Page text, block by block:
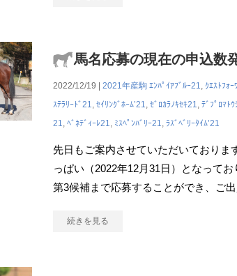
馬名応募の現在の申込数
2022/12/19 | 2021年産駒 ｴﾝﾊﾟｲｱﾌﾞﾙｰ21, ｸｴｽﾄﾌｫｰ
ｽﾃﾗﾘｰﾄﾞ21, ｾｲﾘﾝｸﾞﾎｰﾑ’21, ｾﾞﾛｶﾗﾉｷｾｷ21, ﾃﾞﾌﾟﾛﾏﾄ
21, ﾍﾞﾈﾃﾞｨｰﾚ21, ﾐｽﾍﾟﾝﾊﾞﾘｰ21, ﾗｽﾞﾍﾞﾘｰﾀｲﾑ’21
先日もご案内させていただいておりま
っぱい（2022年12月31日）となって
第3候補まで応募することができ、ご
続きを見る